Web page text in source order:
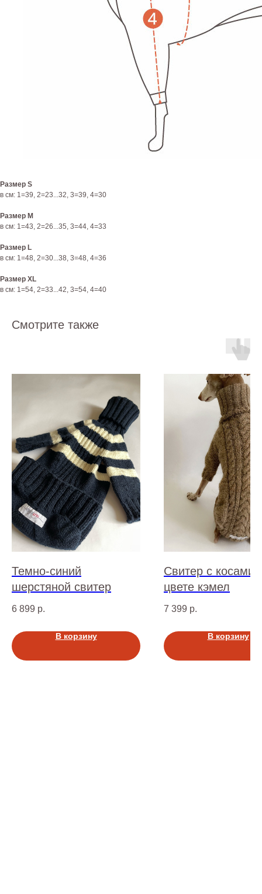
Размер S
в см: 1=39, 2=23...32, 3=39, 4=30
Размер M
в см: 1=43, 2=26...35, 3=44, 4=33
Размер L
в см: 1=48, 2=30...38, 3=48, 4=36
Размер XL
в см: 1=54, 2=33...42, 3=54, 4=40
Смотрите также
Темно-синий
шерстяной свитер
6 899 р.
В корзину
Cвитер с косами
цвете кэмел
7 399 р.
В корзину